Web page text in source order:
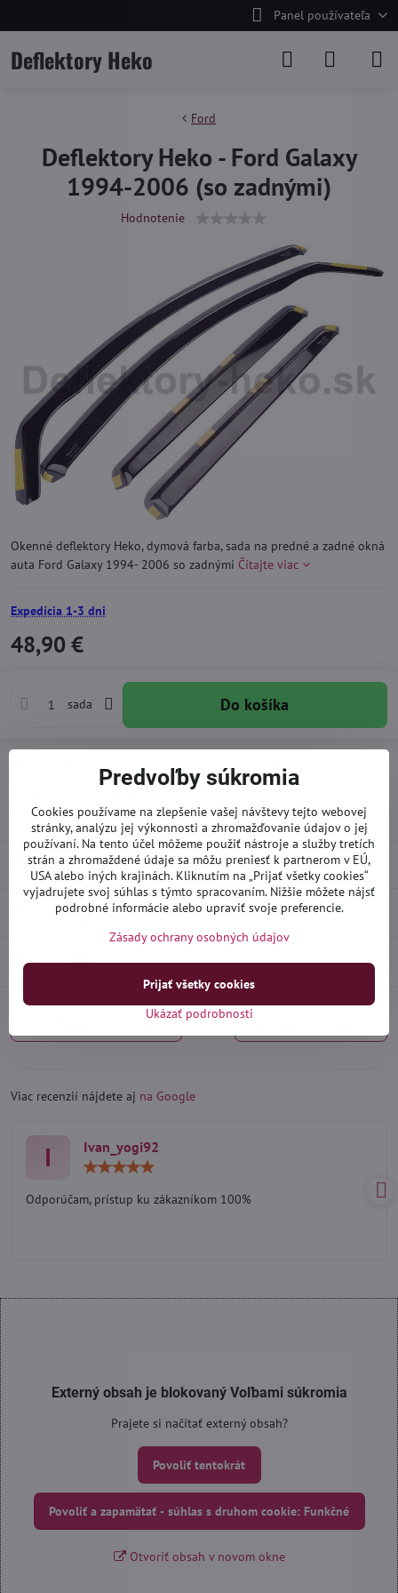
Panel používateľa
Deflektory Heko
Ford
Deflektory Heko - Ford Galaxy
1994-2006 (so zadnými)
Hodnotenie
Okenné deflektory Heko, dymová farba, sada na predné a zadné okná
auta Ford Galaxy 1994- 2006 so zadnými Čítajte viac
Expedícia 1-3 dni
48,90 €
sada Do košíka
Výrobca:Heko
Popis
Recenzie 0
Diskusia 0
Predchádzajúci produkt Nasledujúci produkt
Viac recenzií nájdete aj na Google
I Ivan_yogi92
5
Odporúčam, prístup ku zákazníkom 100%
Externý obsah je blokovaný Voľbami súkromia
Prajete si načítať externý obsah?
Povoliť tentokrát
Povoliť a zapamätať - súhlas s druhom cookie: Funkčné
Otvoriť obsah v novom okne
Predvoľby súkromia
Cookies používame na zlepšenie vašej návštevy tejto webovej
stránky, analýzu jej výkonnosti a zhromažďovanie údajov o jej
používaní. Na tento účel môžeme použiť nástroje a služby tretích
strán a zhromaždené údaje sa môžu preniesť k partnerom v EÚ,
USA alebo iných krajinách. Kliknutím na „Prijať všetky cookies“
vyjadrujete svoj súhlas s týmto spracovaním. Nižšie môžete nájsť
podrobné informácie alebo upraviť svoje preferencie.
Zásady ochrany osobných údajov
Ukázať podrobnosti
Prijať všetky cookies